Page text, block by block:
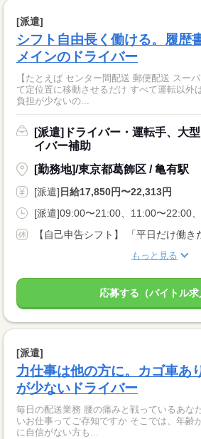
[派遣]
シフト自由長く働ける。履歴
メインのドライバー
【たとえば センター間配送 郵便配送 スー
て定位置に移動させるだけ すべて運転以外
負担が少ないの...
[派遣]ドライバー・運転手、大
イバー補助
[勤務地]/東京都葛飾区 / 亀有駅
[派遣] 日給17,850円〜22,313円
[派遣]09:00〜21:00、11:00〜22:00
もっと見る
応募する（バイトル求
[派遣]
力仕事は他の方に。カゴ車あ
が少ないドライバー
毎日の配送業務 腰の痛みと戦っているあな
いお仕事ってご存知ですか そこでは、年齢
に自信がない方も...